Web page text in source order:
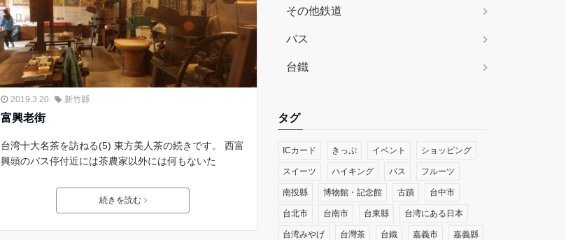
2019.3.20 新竹縣
富興老街
台湾十大名茶を訪ねる(5) 東方美人茶の続きです。 西富
興頭のバス停付近には茶農家以外には何もないた
続きを読む
その他鉄道
バス
台鐵
タグ
ICカード きっぷ イベント ショッピング
スイーツ ハイキング バス フルーツ
南投縣 博物館・記念館 古蹟 台中市
台北市 台南市 台東縣 台湾にある日本
台湾みやげ 台灣茶 台鐵 嘉義市 嘉義縣